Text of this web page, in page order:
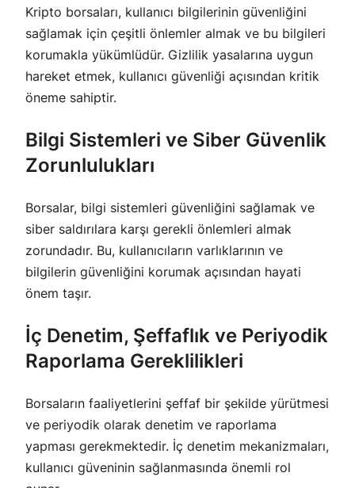
Kripto borsaları, kullanıcı bilgilerinin güvenliğini
sağlamak için çeşitli önlemler almak ve bu bilgileri
korumakla yükümlüdür. Gizlilik yasalarına uygun
hareket etmek, kullanıcı güvenliği açısından kritik
öneme sahiptir.
Bilgi Sistemleri ve Siber Güvenlik
Zorunlulukları
Borsalar, bilgi sistemleri güvenliğini sağlamak ve
siber saldırılara karşı gerekli önlemleri almak
zorundadır. Bu, kullanıcıların varlıklarının ve
bilgilerin güvenliğini korumak açısından hayati
önem taşır.
İç Denetim, Şeffaflık ve Periyodik
Raporlama Gereklilikleri
Borsaların faaliyetlerini şeffaf bir şekilde yürütmesi
ve periyodik olarak denetim ve raporlama
yapması gerekmektedir. İç denetim mekanizmaları,
kullanıcı güveninin sağlanmasında önemli rol